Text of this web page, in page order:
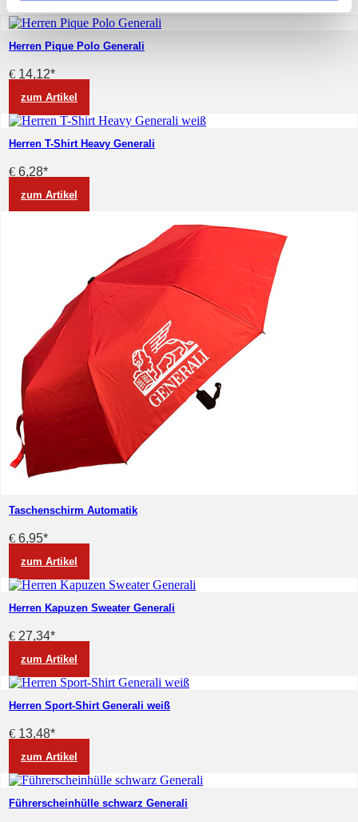
Herren Pique Polo Generali
€ 14,12*
zum Artikel
Herren T-Shirt Heavy Generali
€ 6,28*
zum Artikel
Taschenschirm Automatik
€ 6,95*
zum Artikel
Herren Kapuzen Sweater Generali
€ 27,34*
zum Artikel
Herren Sport-Shirt Generali weiß
€ 13,48*
zum Artikel
Führerscheinhülle schwarz Generali